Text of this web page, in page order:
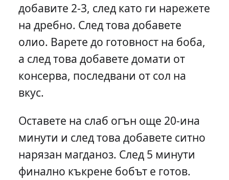
добавите 2-3, след като ги нарежете
на дребно. След това добавете
олио. Варете до готовност на боба,
а след това добавете домати от
консерва, последвани от сол на
вкус.
Оставете на слаб огън още 20-ина
минути и след това добавете ситно
нарязан магданоз. След 5 минути
финално къкрене бобът е готов.